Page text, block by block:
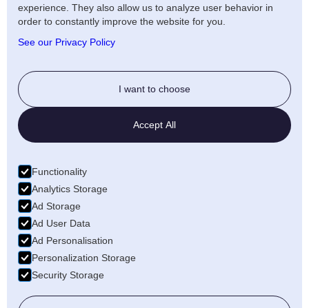
Artists Privacy Policy
Anti-fraud policy
Twitter
LinkedIn
Facebook
Medium
Wellfound
experience. They also allow us to analyze user behavior in
order to constantly improve the website for you.
See our Privacy Policy
I want to choose
Accept All
Functionality
Analytics Storage
Ad Storage
Ad User Data
Ad Personalisation
Personalization Storage
Security Storage